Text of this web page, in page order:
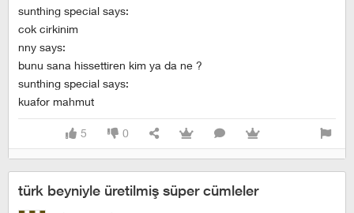
sunthing special says:
cok cirkinim
nny says:
bunu sana hissettiren kim ya da ne ?
sunthing special says:
kuafor mahmut
5 0
türk beyniyle üretilmiş süper cümleler